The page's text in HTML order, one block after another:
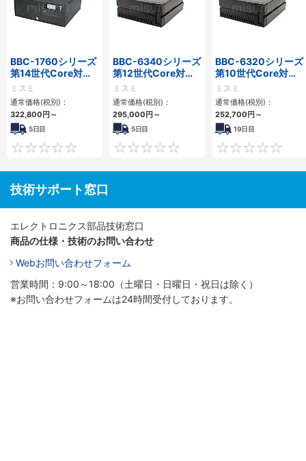
BBC-1760シリーズ
第14世代Core対応
小型フロアマウント
3PCIe
ミスミ
通常価格(税別)：
322,800円～
5日目
0
BBC-6340シリーズ
第12世代Core対応
小型フロアマウント
PC2PCI/2PCIe
ミスミ
通常価格(税別)：
295,000円～
5日目
0
BBC-6320シリーズ
第10世代Core対応
小型フロアマウント
FAPC 2PCI・2PCIe
ミスミ
通常価格(税別)：
252,700円～
19日目
技術サポート窓口
エレクトロニクス部品技術窓口
商品の仕様・技術のお問い合わせ
Webお問い合わせフォーム
営業時間：9:00～18:00（土曜日・日曜日・祝日は除く）
※お問い合わせフォームは24時間受付しております。